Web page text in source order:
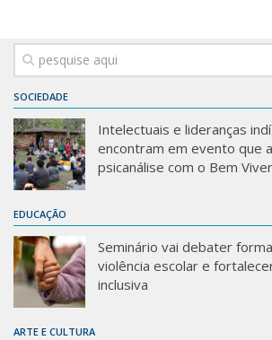
Alfabetização
Contato
Quem somos
Sobre o Portal
SOCIEDADE
Intelectuais e lideranças
encontram em evento que
psicanálise com o Bem Viver
EDUCAÇÃO
Seminário vai debater
violência escolar e
inclusiva
ARTE E CULTURA